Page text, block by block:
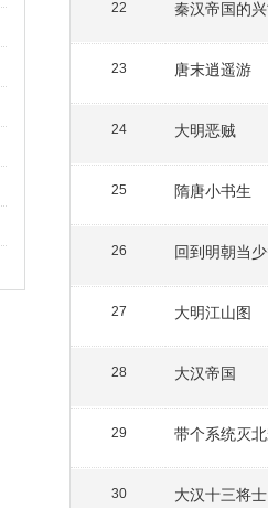
22 秦汉帝国的
23 唐末逍遥游
24 大明恶贼
25 隋唐小书生
26 回到明朝当
27 大明江山图
28 大汉帝国
29 带个系统灭
30 大汉十三将士